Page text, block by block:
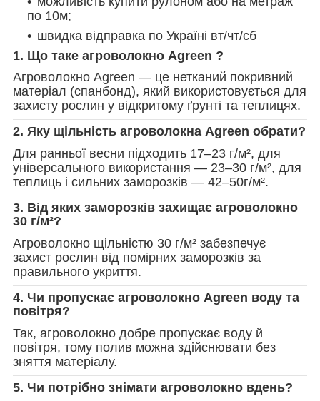
по 10м;
швидка відправка по Україні вт/чт/сб
1. Що таке агроволокно Agreen ?
Агроволокно Agreen — це нетканий покривний
матеріал (спанбонд), який використовується для
захисту рослин у відкритому ґрунті та теплицях.
2. Яку щільність агроволокна Agreen обрати?
Для ранньої весни підходить 17–23 г/м², для
універсального використання — 23–30 г/м², для
теплиць і сильних заморозків — 42–50г/м².
3. Від яких заморозків захищає агроволокно
30 г/м²?
Агроволокно щільністю 30 г/м² забезпечує
захист рослин від помірних заморозків за
правильного укриття.
4. Чи пропускає агроволокно Agreen воду та
повітря?
Так, агроволокно добре пропускає воду й
повітря, тому полив можна здійснювати без
зняття матеріалу.
5. Чи потрібно знімати агроволокно вдень?